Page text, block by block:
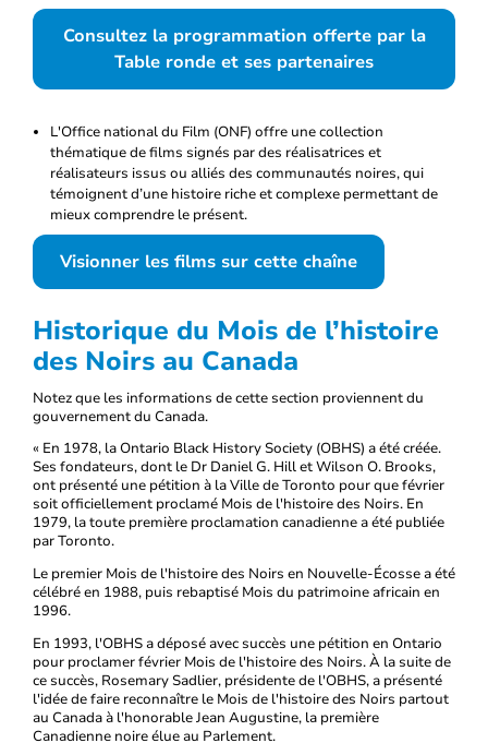
Consultez la programmation offerte par la
Table ronde et ses partenaires
L'Office national du Film (ONF) offre une collection
thématique de films signés par des réalisatrices et
réalisateurs issus ou alliés des communautés noires, qui
témoignent d’une histoire riche et complexe permettant de
mieux comprendre le présent.
Visionner les films sur cette chaîne
Historique du Mois de l’histoire
des Noirs au Canada
Notez que les informations de cette section proviennent du
gouvernement du Canada.
« En 1978, la Ontario Black History Society (OBHS) a été créée.
Ses fondateurs, dont le Dr Daniel G. Hill et Wilson O. Brooks,
ont présenté une pétition à la Ville de Toronto pour que février
soit officiellement proclamé Mois de l'histoire des Noirs. En
1979, la toute première proclamation canadienne a été publiée
par Toronto.
Le premier Mois de l'histoire des Noirs en Nouvelle-Écosse a été
célébré en 1988, puis rebaptisé Mois du patrimoine africain en
1996.
En 1993, l'OBHS a déposé avec succès une pétition en Ontario
pour proclamer février Mois de l'histoire des Noirs. À la suite de
ce succès, Rosemary Sadlier, présidente de l'OBHS, a présenté
l'idée de faire reconnaître le Mois de l'histoire des Noirs partout
au Canada à l'honorable Jean Augustine, la première
Canadienne noire élue au Parlement.